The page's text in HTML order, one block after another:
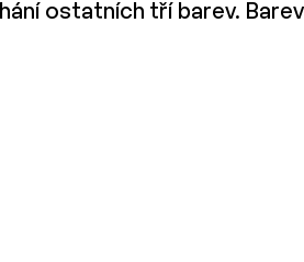
ostatních tří barev.